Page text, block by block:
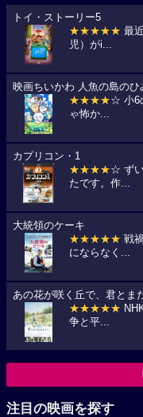
トイ・ストーリー5
★★★★★ 最
児）がi...
映画ちいかわ 人魚の島のひ
★★★★☆ 小6
ゃ怖か...
カプリコン・1
★★★★☆ ず
たです。作...
大統領のケーキ
★★★★★ 戦
にならなく...
あの花が咲く丘で、君とま
★★★★★
争と平...
注目の映画を探す